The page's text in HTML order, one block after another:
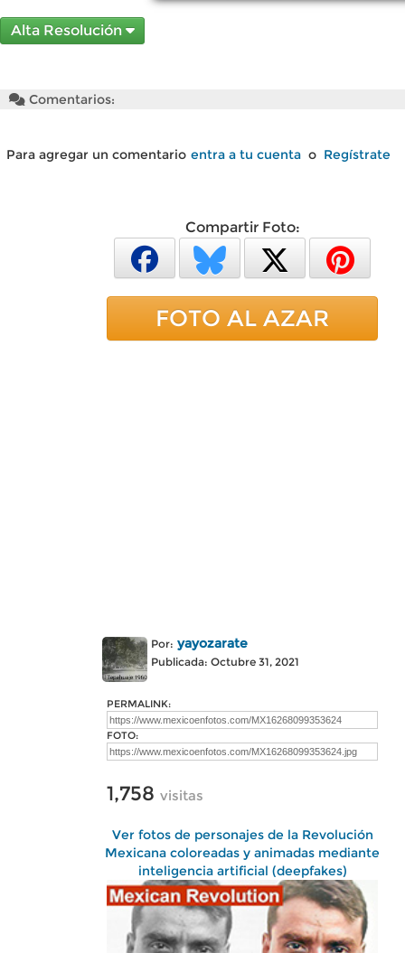
Alta Resolución
Comentarios:
Para agregar un comentario entra a tu cuenta o Regístrate
Compartir Foto:
FOTO AL AZAR
Por: yayozarate
Publicada: Octubre 31, 2021
PERMALINK:
FOTO:
1,758 visitas
Ver fotos de personajes de la Revolución
Mexicana coloreadas y animadas mediante
inteligencia artificial (deepfakes)